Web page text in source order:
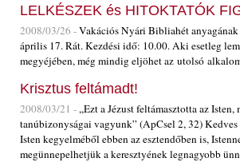
LELKÉSZEK és HITOKTATÓK
2008/03/26 -Vakációs Nyári Bibliahét
április 17. Rát. Kezdési idő: 10.00. Aki esetleg
megyéjében, még mindig eljöhet az utolsó
Krisztus feltámadt!
2008/03/21 -,,Ezt a Jézust feltámasztotta az
tanúbizonyságai vagyunk” (ApCsel 2, 32)
Isten kegyelméből ebben az esztendőben is,
megünnepelhetjük a keresztyének legnagyobb